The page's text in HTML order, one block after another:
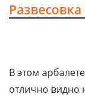
Развесовка
В этом
отлично видно